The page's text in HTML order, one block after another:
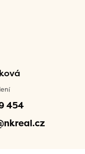
454